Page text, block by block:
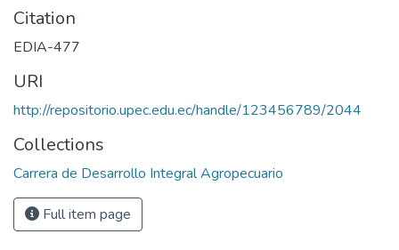
Citation
EDIA-477
URI
http://repositorio.upec.edu.ec/handle/123456789/2044
Collections
Carrera de Desarrollo Integral Agropecuario
Full item page